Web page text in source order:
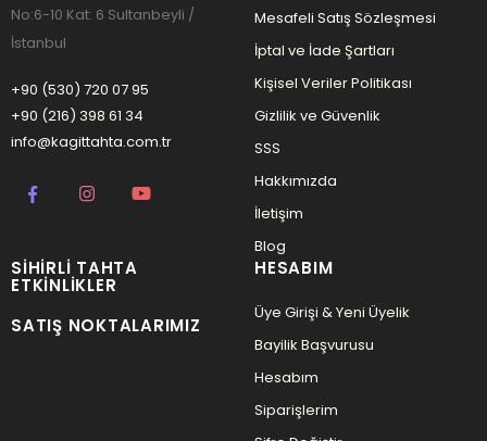
No:6-10 Kat: 6 Sultanbeyli /
İstanbul
+90 (530) 720 07 95
+90 (216) 398 61 34
info@kagittahta.com.tr
Mesafeli Satış Sözleşmesi
İptal ve İade Şartları
Kişisel Veriler Politikası
Gizlilik ve Güvenlik
SSS
Hakkımızda
İletişim
Blog
SIHIRLI TAHTA
ETKINLIKLER
SATIŞ NOKTALARIMIZ
HESABIM
Üye Girişi & Yeni Üyelik
Bayilik Başvurusu
Hesabım
Siparişlerim